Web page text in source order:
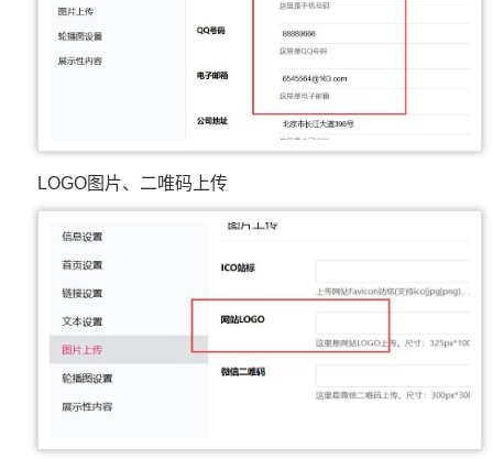
LOGO图片、二唯码上传